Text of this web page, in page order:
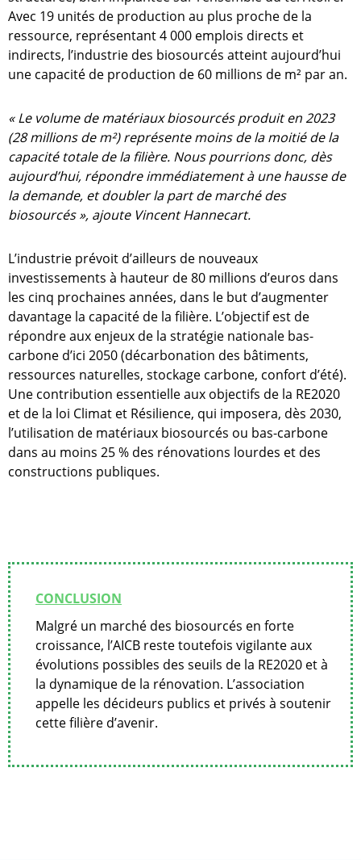
Avec 19 unités de production au plus proche de la
ressource, représentant 4 000 emplois directs et
indirects, l’industrie des biosourcés atteint aujourd’hui
une capacité de production de 60 millions de m² par an.
« Le volume de matériaux biosourcés produit en 2023
(28 millions de m²) représente moins de la moitié de la
capacité totale de la filière. Nous pourrions donc, dès
aujourd’hui, répondre immédiatement à une hausse de
la demande, et doubler la part de marché des
biosourcés », ajoute Vincent Hannecart.
L’industrie prévoit d’ailleurs de nouveaux
investissements à hauteur de 80 millions d’euros dans
les cinq prochaines années, dans le but d’augmenter
davantage la capacité de la filière. L’objectif est de
répondre aux enjeux de la stratégie nationale bas-
carbone d’ici 2050 (décarbonation des bâtiments,
ressources naturelles, stockage carbone, confort d’été).
Une contribution essentielle aux objectifs de la RE2020
et de la loi Climat et Résilience, qui imposera, dès 2030,
l’utilisation de matériaux biosourcés ou bas-carbone
dans au moins 25 % des rénovations lourdes et des
constructions publiques.
CONCLUSION
Malgré un marché des biosourcés en forte
croissance, l’AICB reste toutefois vigilante aux
évolutions possibles des seuils de la RE2020 et à
la dynamique de la rénovation. L’association
appelle les décideurs publics et privés à soutenir
cette filière d’avenir.